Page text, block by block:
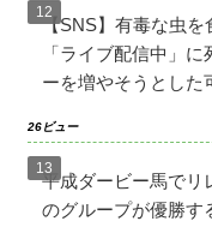
【SNS】有毒な虫を
「ライブ配信中」
ーを増やそうとした
26ビュー
平成ダービー馬でリ
のグループが優勝す